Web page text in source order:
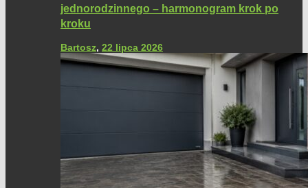
jednorodzinnego – harmonogram krok po
kroku
Bartosz, 22 lipca 2026